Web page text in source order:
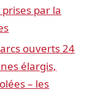
par la
ouverts 24
élargis,
– les